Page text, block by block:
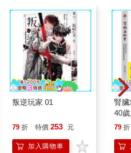
叛逆玩家 01
79 折 特價 253 元
加入購物車
腎
40
就
79 折